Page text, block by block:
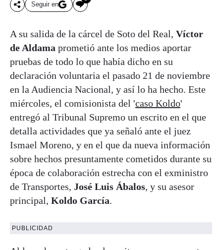
Seguir en
A su salida de la cárcel de Soto del Real, Víctor
de Aldama prometió ante los medios aportar
pruebas de todo lo que había dicho en su
declaración voluntaria el pasado 21 de noviembre
en la Audiencia Nacional, y así lo ha hecho. Este
miércoles, el comisionista del 'caso Koldo'
entregó al Tribunal Supremo un escrito en el que
detalla actividades que ya señaló ante el juez
Ismael Moreno, y en el que da nueva información
sobre hechos presuntamente cometidos durante su
época de colaboración estrecha con el exministro
de Transportes, José Luis Ábalos, y su asesor
principal, Koldo García.
PUBLICIDAD